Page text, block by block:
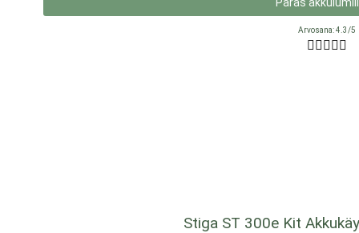
Arvosana: 4.3/5

Stiga ST 300e Kit